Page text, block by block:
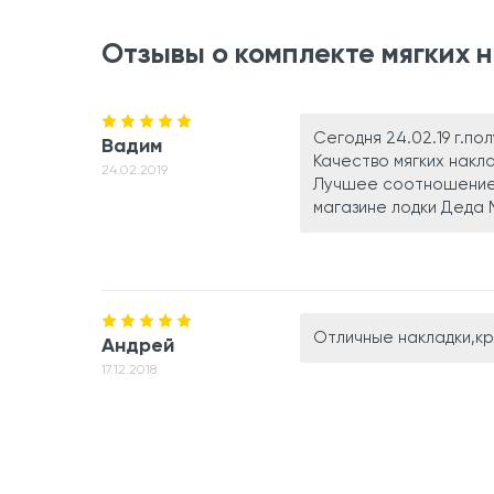
Отзывы о комплекте мягких
Вадим
24.02.2019
Сегодня 24.02.19
Качество мягких
Лучшее соотношение
магазине лодки Деда
Андрей
17.12.2018
Отличные